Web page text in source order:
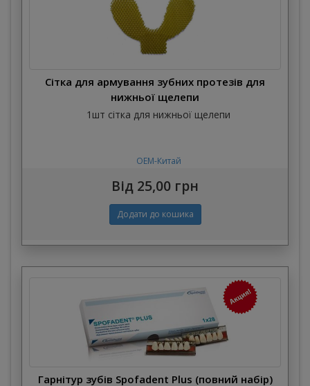
Сітка для армування зубних протезів для
нижньої щелепи
1шт сітка для нижньої щелепи
OEM-Китай
Від 25,00 грн
Гарнітур зубів Spofadent Plus (повний набір)